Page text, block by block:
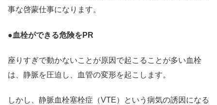
事な啓蒙仕事になります。
●血栓ができる危険をPR
座りすぎで動かないことが原因で起こることが多い血栓
は、静脈を圧迫し、血管の変形を起こします。
しかし、静脈血栓塞栓症（VTE）という病気の誘因になる